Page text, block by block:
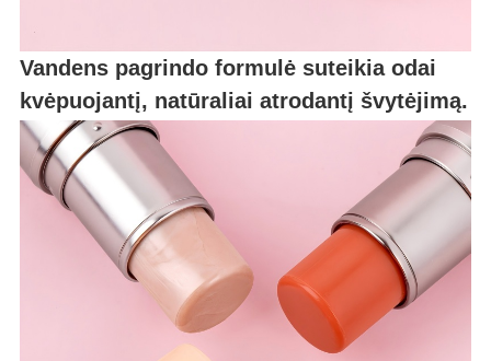
Vandens pagrindo formulė suteikia odai
kvėpuojantį, natūraliai atrodantį švytėjimą.